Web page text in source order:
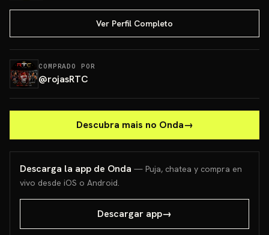
Ver Perfil Completo
COMPRADO POR
@rojasRTC
Descubra mais no Onda→
Descarga la app de Onda — Puja, chatea y compra en
vivo desde iOS o Android.
Descargar app→